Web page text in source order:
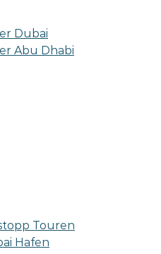
Dubai
Abu Dhabi
Touren
Hafen